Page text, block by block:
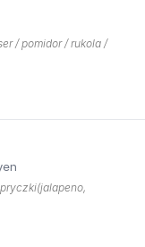
/ pomidor / rukola /